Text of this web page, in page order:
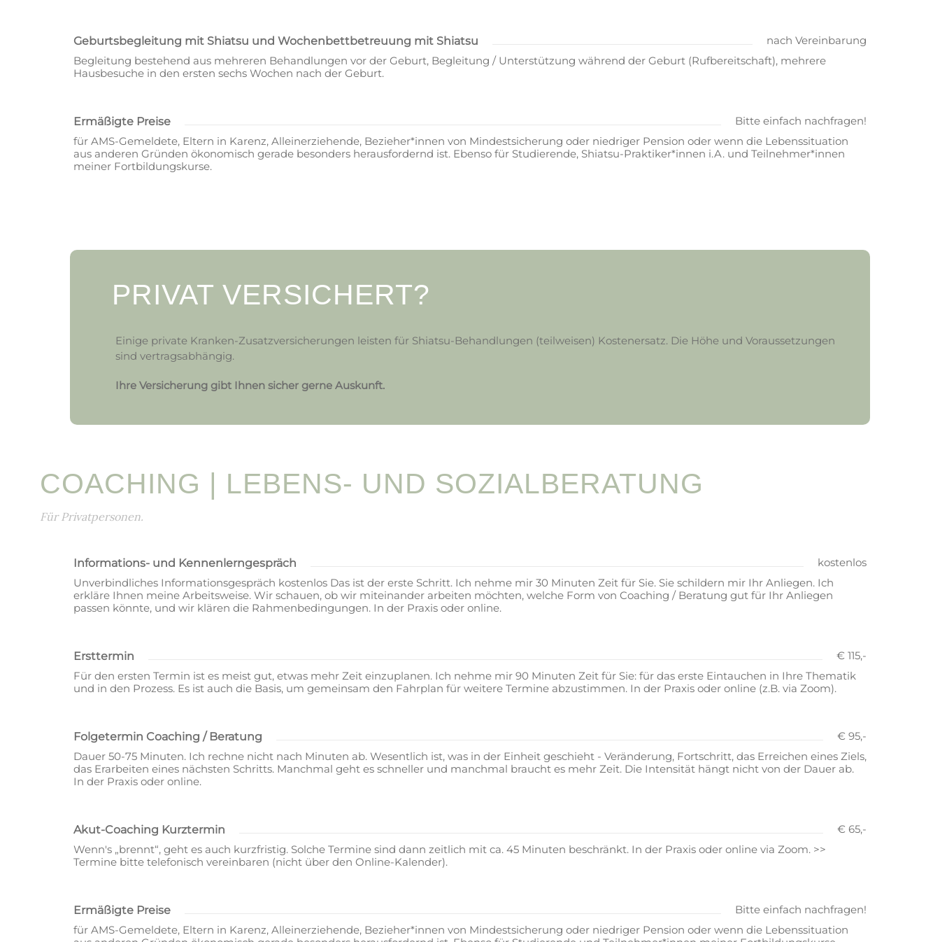
Geburtsbegleitung mit Shiatsu und Wochenbettbetreuung mit Shiatsu
nach Vereinbarung
Begleitung bestehend aus mehreren Behandlungen vor der Geburt, Begleitung / Unterstützung während der Geburt (Rufbereitschaft), mehrere
Hausbesuche in den ersten sechs Wochen nach der Geburt.
Ermäßigte Preise
Bitte einfach nachfragen!
für AMS-Gemeldete, Eltern in Karenz, Alleinerziehende, Bezieher*innen von Mindestsicherung oder niedriger Pension oder wenn die Lebenssituation
aus anderen Gründen ökonomisch gerade besonders herausfordernd ist. Ebenso für Studierende, Shiatsu-Praktiker*innen i.A. und Teilnehmer*innen
meiner Fortbildungskurse.
PRIVAT VERSICHERT?
Einige private Kranken-Zusatzversicherungen leisten für Shiatsu-Behandlungen (teilweisen) Kostenersatz. Die Höhe und Voraussetzungen
sind vertragsabhängig.
Ihre Versicherung gibt Ihnen sicher gerne Auskunft.
COACHING | LEBENS- UND SOZIALBERATUNG
Für Privatpersonen.
Informations- und Kennenlerngespräch
kostenlos
Unverbindliches Informationsgespräch kostenlos Das ist der erste Schritt. Ich nehme mir 30 Minuten Zeit für Sie. Sie schildern mir Ihr Anliegen. Ich
erkläre Ihnen meine Arbeitsweise. Wir schauen, ob wir miteinander arbeiten möchten, welche Form von Coaching / Beratung gut für Ihr Anliegen
passen könnte, und wir klären die Rahmenbedingungen. In der Praxis oder online.
Ersttermin
€ 115,-
Für den ersten Termin ist es meist gut, etwas mehr Zeit einzuplanen. Ich nehme mir 90 Minuten Zeit für Sie: für das erste Eintauchen in Ihre Thematik
und in den Prozess. Es ist auch die Basis, um gemeinsam den Fahrplan für weitere Termine abzustimmen. In der Praxis oder online (z.B. via Zoom).
Folgetermin Coaching / Beratung
€ 95,-
Dauer 50-75 Minuten. Ich rechne nicht nach Minuten ab. Wesentlich ist, was in der Einheit geschieht - Veränderung, Fortschritt, das Erreichen eines Ziels,
das Erarbeiten eines nächsten Schritts. Manchmal geht es schneller und manchmal braucht es mehr Zeit. Die Intensität hängt nicht von der Dauer ab.
In der Praxis oder online.
Akut-Coaching Kurztermin
€ 65,-
Wenn's „brennt“, geht es auch kurzfristig. Solche Termine sind dann zeitlich mit ca. 45 Minuten beschränkt. In der Praxis oder online via Zoom. >>
Termine bitte telefonisch vereinbaren (nicht über den Online-Kalender).
Ermäßigte Preise
Bitte einfach nachfragen!
für AMS-Gemeldete, Eltern in Karenz, Alleinerziehende, Bezieher*innen von Mindestsicherung oder niedriger Pension oder wenn die Lebenssituation